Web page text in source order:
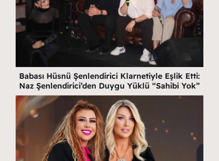
Babası Hüsnü Şenlendirici Klarnetiyle Eşlik Etti:
Naz Şenlendirici’den Duygu Yüklü “Sahibi Yok”